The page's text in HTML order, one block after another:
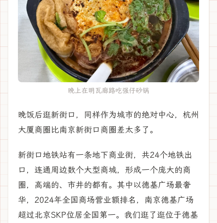
晚上在明瓦廊路吃强仔砂锅
晚饭后逛新街口，同样作为城市的绝对中心，杭州
大厦商圈比南京新街口商圈差太多了。
新街口地铁站有一条地下商业街，共24个地铁出
口，连通周边数个大型商城，形成一个庞大的商
圈，高端的、市井的都有。其中以德基广场最奢
华，2024年全国商场营业额排名，南京德基广场
超过北京SKP位居全国第一。我们逛了逛位于德基